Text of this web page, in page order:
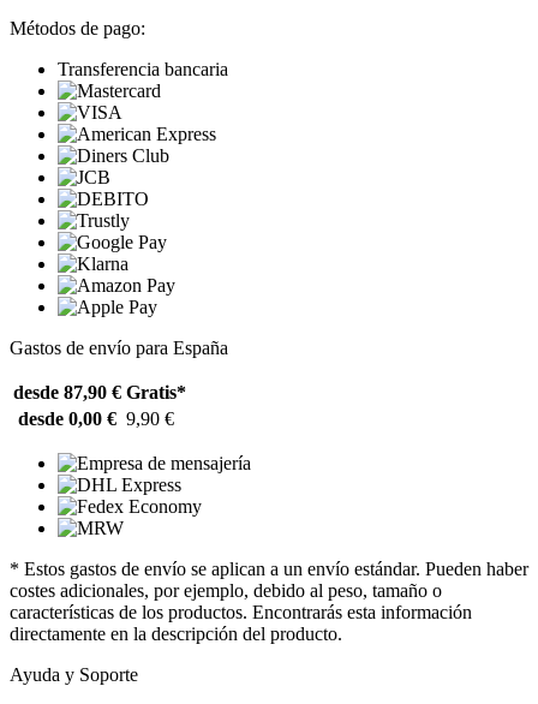
Métodos de pago:
Transferencia bancaria
Gastos de envío para España
desde 87,90 € Gratis*
desde 0,00 € 9,90 €
* Estos gastos de envío se aplican a un envío estándar. Pueden haber
costes adicionales, por ejemplo, debido al peso, tamaño o
características de los productos. Encontrarás esta información
directamente en la descripción del producto.
Ayuda y Soporte